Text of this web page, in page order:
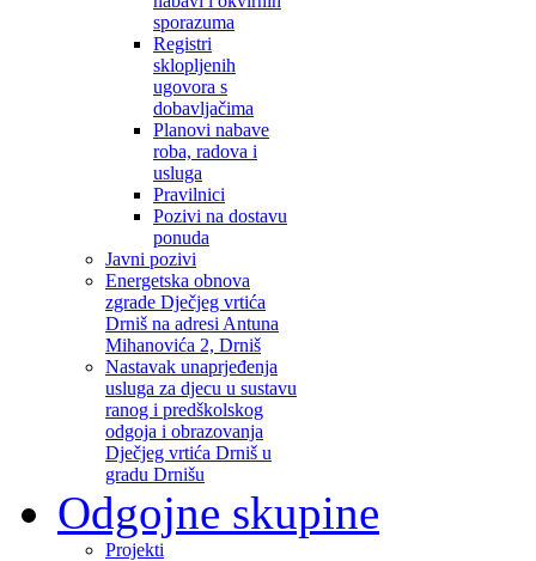
sporazuma
Registri
sklopljenih
ugovora s
dobavljačima
Planovi nabave
roba, radova i
usluga
Pravilnici
Pozivi na dostavu
ponuda
Javni pozivi
Energetska obnova
zgrade Dječjeg vrtića
Drniš na adresi Antuna
Mihanovića 2, Drniš
Nastavak unaprjeđenja
usluga za djecu u sustavu
ranog i predškolskog
odgoja i obrazovanja
Dječjeg vrtića Drniš u
gradu Drnišu
Odgojne skupine
Projekti